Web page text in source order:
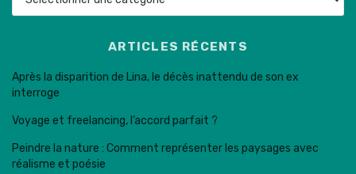
ARTICLES RÉCENTS
Après la disparition de Lina, le décès inattendu de son ex
interroge
Voyage et freelancing, l’accord parfait ?
Peindre la nature : Comment représenter les paysages avec
réalisme et poésie